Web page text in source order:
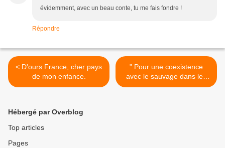
évidemment, avec un beau conte, tu me fais fondre !
Répondre
< D'ours France, cher pays
de mon enfance.
" Pour une coexistence
avec le sauvage dans les
Pyrénées " >
Hébergé par Overblog
Top articles
Pages